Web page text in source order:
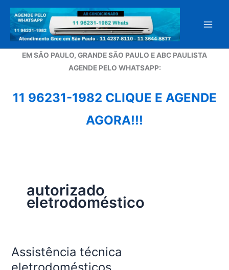
para
conteúdo
EM SÃO PAULO, GRANDE SÃO PAULO E ABC PAULISTA
AGENDE PELO WHATSAPP:
11 96231-1982 CLIQUE E AGENDE
AGORA!!!
autorizado
eletrodoméstico
Assistência técnica